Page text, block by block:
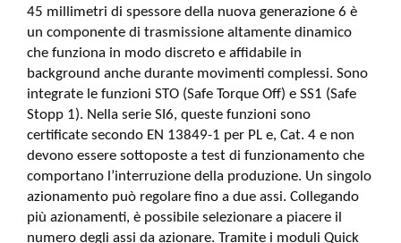
45 millimetri di spessore della nuova generazione 6 è
un componente di trasmissione altamente dinamico
che funziona in modo discreto e affidabile in
background anche durante movimenti complessi. Sono
integrate le funzioni STO (Safe Torque Off) e SS1 (Safe
Stopp 1). Nella serie SI6, queste funzioni sono
certificate secondo EN 13849-1 per PL e, Cat. 4 e non
devono essere sottoposte a test di funzionamento che
comportano l’interruzione della produzione. Un singolo
azionamento può regolare fino a due assi. Collegando
più azionamenti, è possibile selezionare a piacere il
numero degli assi da azionare. Tramite i moduli Quick